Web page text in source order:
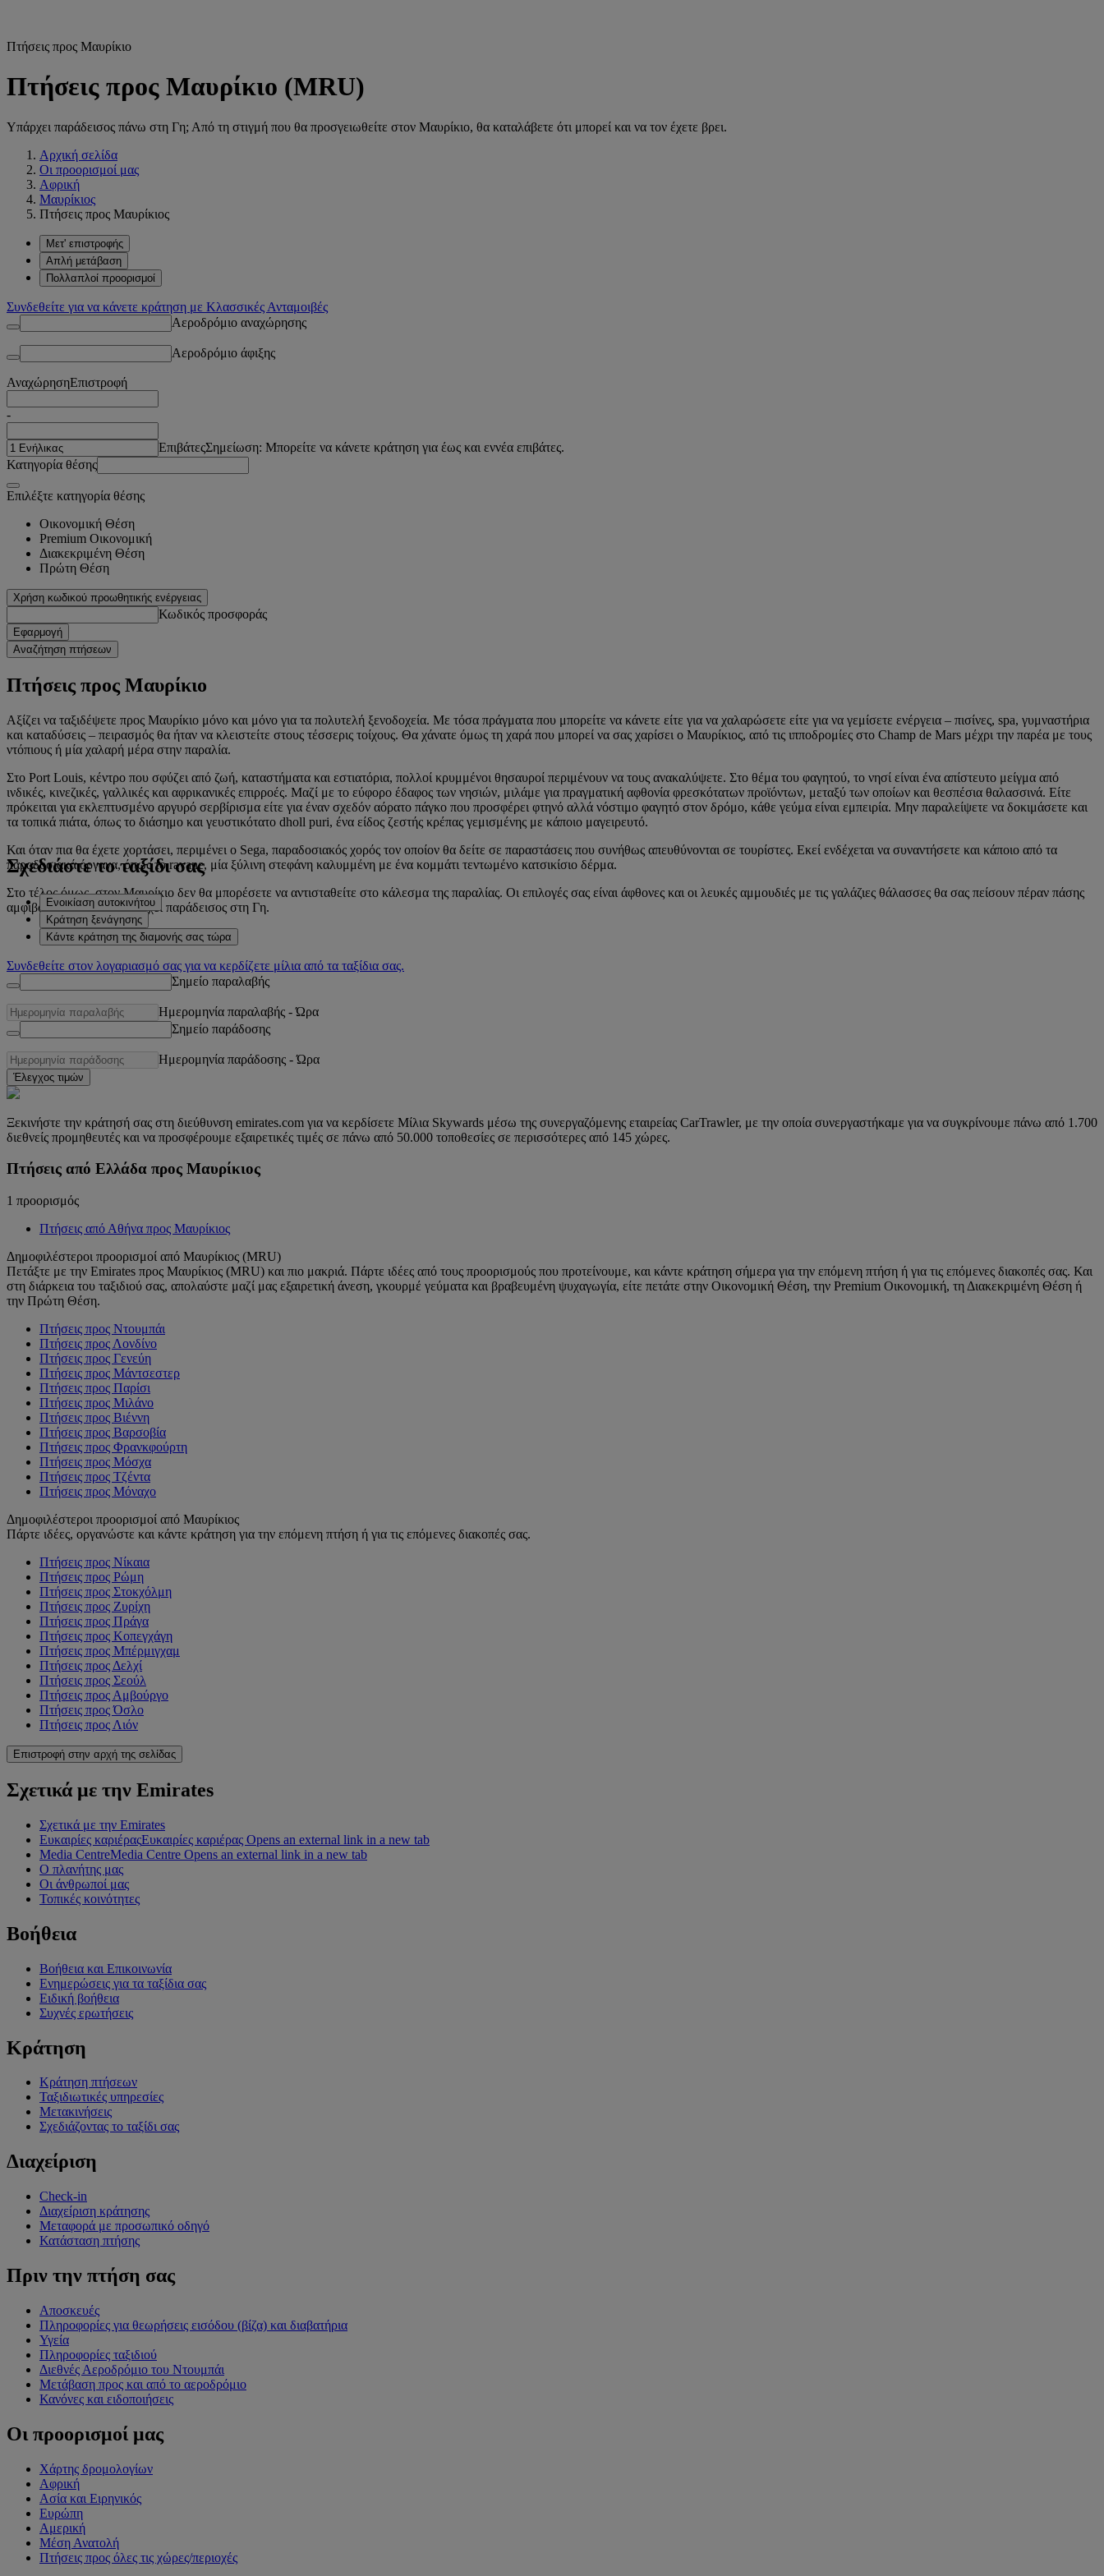
Πτήσεις προς Μαυρίκιο
Πτήσεις προς Μαυρίκιο (MRU)
Υπάρχει παράδεισος πάνω στη Γη; Από τη στιγμή που θα προσγειωθείτε στον Μαυρίκιο, θα καταλάβετε ότι μπορεί και να τον έχετε βρει.
Αρχική σελίδα
Οι προορισμοί μας
Αφρική
Μαυρίκιος
Πτήσεις προς Μαυρίκιος
Μετ' επιστροφής
Απλή μετάβαση
Πολλαπλοί προορισμοί
Συνδεθείτε για να κάνετε κράτηση με Κλασσικές Ανταμοιβές
Αεροδρόμιο αναχώρησης
Αεροδρόμιο άφιξης
ΑναχώρησηΕπιστροφή
-
ΕπιβάτεςΣημείωση: Μπορείτε να κάνετε κράτηση για έως και εννέα επιβάτες.
Κατηγορία θέσης
Επιλέξτε κατηγορία θέσης
Οικονομική Θέση
Premium Οικονομική
Διακεκριμένη Θέση
Πρώτη Θέση
Χρήση κωδικού προωθητικής ενέργειας
Κωδικός προσφοράς
Εφαρμογή
Αναζήτηση πτήσεων
Πτήσεις προς Μαυρίκιο
Αξίζει να ταξιδέψετε προς Μαυρίκιο μόνο και μόνο για τα πολυτελή ξενοδοχεία. Με τόσα πράγματα που μπορείτε να κάνετε είτε για να χαλαρώσετε είτε για να γεμίσετε ενέργεια – πισίνες, spa, γυμναστήρια
και καταδύσεις – πειρασμός θα ήταν να κλειστείτε στους τέσσερις τοίχους. Θα χάνατε όμως τη χαρά που μπορεί να σας χαρίσει ο Μαυρίκιος, από τις ιπποδρομίες στο Champ de Mars μέχρι την παρέα με τους
ντόπιους ή μία χαλαρή μέρα στην παραλία.
Στο Port Louis, κέντρο που σφύζει από ζωή, καταστήματα και εστιατόρια, πολλοί κρυμμένοι θησαυροί περιμένουν να τους ανακαλύψετε. Στο θέμα του φαγητού, το νησί είναι ένα απίστευτο μείγμα από
ινδικές, κινεζικές, γαλλικές και αφρικανικές επιρροές. Μαζί με το εύφορο έδαφος των νησιών, μιλάμε για πραγματική αφθονία φρεσκότατων προϊόντων, μεταξύ των οποίων και θεσπέσια θαλασσινά. Είτε
πρόκειται για εκλεπτυσμένο αργυρό σερβίρισμα είτε για έναν σχεδόν αόρατο πάγκο που προσφέρει φτηνό αλλά νόστιμο φαγητό στον δρόμο, κάθε γεύμα είναι εμπειρία. Μην παραλείψετε να δοκιμάσετε και
τα τοπικά πιάτα, όπως το διάσημο και γευστικότατο dholl puri, ένα είδος ζεστής κρέπας γεμισμένης με κάποιο μαγειρευτό.
Και όταν πια θα έχετε χορτάσει, περιμένει ο Sega, παραδοσιακός χορός τον οποίον θα δείτε σε παραστάσεις που συνήθως απευθύνονται σε τουρίστες. Εκεί ενδέχεται να συναντήσετε και κάποιο από τα
παραδοσιακά όργανα, όπως το ravane, μία ξύλινη στεφάνη καλυμμένη με ένα κομμάτι τεντωμένο κατσικίσιο δέρμα.
Στο τέλος όμως, στον Μαυρίκιο δεν θα μπορέσετε να αντισταθείτε στο κάλεσμα της παραλίας. Οι επιλογές σας είναι άφθονες και οι λευκές αμμουδιές με τις γαλάζιες θάλασσες θα σας πείσουν πέραν πάσης
αμφιβολίας ότι όντως υπάρχει παράδεισος στη Γη.
Σχεδιάστε το ταξίδι σας
Ενοικίαση αυτοκινήτου
Κράτηση ξενάγησης
Κάντε κράτηση της διαμονής σας τώρα
Συνδεθείτε στον λογαριασμό σας για να κερδίζετε μίλια από τα ταξίδια σας.
Σημείο παραλαβής
Ημερομηνία παραλαβής - Ώρα
Σημείο παράδοσης
Ημερομηνία παράδοσης - Ώρα
Έλεγχος τιμών
Ξεκινήστε την κράτησή σας στη διεύθυνση emirates.com για να κερδίσετε Μίλια Skywards μέσω της συνεργαζόμενης εταιρείας CarTrawler, με την οποία συνεργαστήκαμε για να συγκρίνουμε πάνω από 1.700
διεθνείς προμηθευτές και να προσφέρουμε εξαιρετικές τιμές σε πάνω από 50.000 τοποθεσίες σε περισσότερες από 145 χώρες.
Πτήσεις από Ελλάδα προς Μαυρίκιος
1 προορισμός
Πτήσεις από Αθήνα προς Μαυρίκιος
Δημοφιλέστεροι προορισμοί από Μαυρίκιος (MRU)
Πετάξτε με την Emirates προς Μαυρίκιος (MRU) και πιο μακριά. Πάρτε ιδέες από τους προορισμούς που προτείνουμε, και κάντε κράτηση σήμερα για την επόμενη πτήση ή για τις επόμενες διακοπές σας. Και
στη διάρκεια του ταξιδιού σας, απολαύστε μαζί μας εξαιρετική άνεση, γκουρμέ γεύματα και βραβευμένη ψυχαγωγία, είτε πετάτε στην Οικονομική Θέση, την Premium Οικονομική, τη Διακεκριμένη Θέση ή
την Πρώτη Θέση.
Πτήσεις προς Ντουμπάι
Πτήσεις προς Λονδίνο
Πτήσεις προς Γενεύη
Πτήσεις προς Μάντσεστερ
Πτήσεις προς Παρίσι
Πτήσεις προς Μιλάνο
Πτήσεις προς Βιέννη
Πτήσεις προς Βαρσοβία
Πτήσεις προς Φρανκφούρτη
Πτήσεις προς Μόσχα
Πτήσεις προς Τζέντα
Πτήσεις προς Μόναχο
Δημοφιλέστεροι προορισμοί από Μαυρίκιος
Πάρτε ιδέες, οργανώστε και κάντε κράτηση για την επόμενη πτήση ή για τις επόμενες διακοπές σας.
Πτήσεις προς Νίκαια
Πτήσεις προς Ρώμη
Πτήσεις προς Στοκχόλμη
Πτήσεις προς Ζυρίχη
Πτήσεις προς Πράγα
Πτήσεις προς Κοπεγχάγη
Πτήσεις προς Μπέρμιγχαμ
Πτήσεις προς Δελχί
Πτήσεις προς Σεούλ
Πτήσεις προς Αμβούργο
Πτήσεις προς Όσλο
Πτήσεις προς Λιόν
Επιστροφή στην αρχή της σελίδας
Σχετικά με την Emirates
Σχετικά με την Emirates
Ευκαιρίες καριέραςΕυκαιρίες καριέρας Opens an external link in a new tab
Media CentreMedia Centre Opens an external link in a new tab
Ο πλανήτης μας
Οι άνθρωποί μας
Τοπικές κοινότητες
Βοήθεια
Βοήθεια και Επικοινωνία
Ενημερώσεις για τα ταξίδια σας
Ειδική βοήθεια
Συχνές ερωτήσεις
Κράτηση
Κράτηση πτήσεων
Ταξιδιωτικές υπηρεσίες
Μετακινήσεις
Σχεδιάζοντας το ταξίδι σας
Διαχείριση
Check-in
Διαχείριση κράτησης
Μεταφορά με προσωπικό οδηγό
Κατάσταση πτήσης
Πριν την πτήση σας
Αποσκευές
Πληροφορίες για θεωρήσεις εισόδου (βίζα) και διαβατήρια
Υγεία
Πληροφορίες ταξιδιού
Διεθνές Αεροδρόμιο του Ντουμπάι
Μετάβαση προς και από το αεροδρόμιο
Κανόνες και ειδοποιήσεις
Οι προορισμοί μας
Χάρτης δρομολογίων
Αφρική
Ασία και Ειρηνικός
Ευρώπη
Αμερική
Μέση Ανατολή
Πτήσεις προς όλες τις χώρες/περιοχές